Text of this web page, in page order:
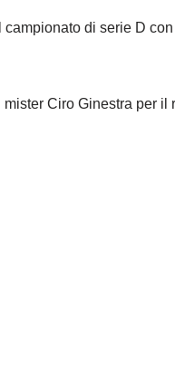
campionato di serie D
Ciro Ginestra per il